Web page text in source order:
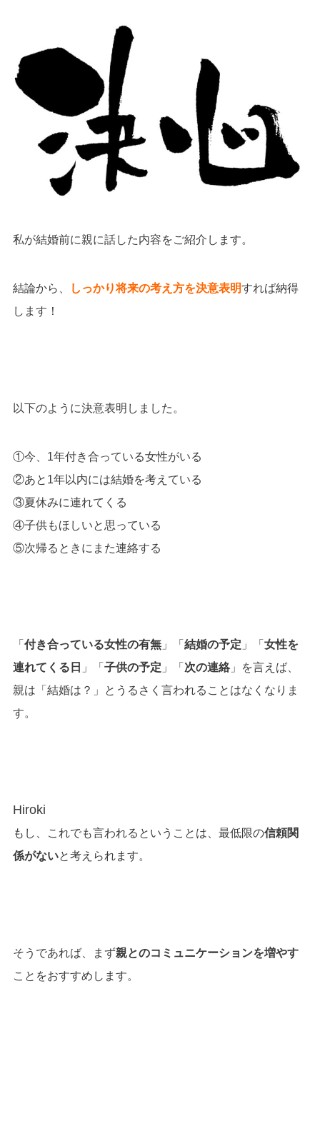
私が結婚前に親に話した内容をご紹介します。
結論から、 しっかり将来の考え方を決意表明すれば納得
します！
以下のように決意表明しました。
①今、1年付き合っている女性がいる
②あと1年以内には結婚を考えている
③夏休みに連れてくる
④子供もほしいと思っている
⑤次帰るときにまた連絡する
「 付き合っている女性の有無」「 結婚の予定 」「 女性を
連れてくる日 」「 子供の予定 」「 次の連絡」を言えば、
親は「結婚は？」とうるさく言われることはなくなりま
す。
Hiroki
もし、これでも言われるということは、最低限の信頼関
係がないと考えられます。
そうであれば、まず親とのコミュニケーションを増やす
ことをおすすめします。